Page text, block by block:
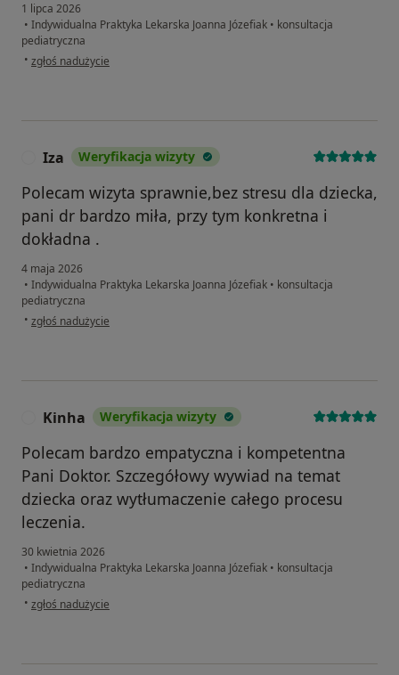
1 lipca 2026
• Indywidualna Praktyka Lekarska Joanna Józefiak • konsultacja
pediatryczna
• w opinii użytkownika Dagmara
zgłoś nadużycie
Iza Weryfikacja wizyty
Polecam wizyta sprawnie,bez stresu dla dziecka,
pani dr bardzo miła, przy tym konkretna i
dokładna .
4 maja 2026
• Indywidualna Praktyka Lekarska Joanna Józefiak • konsultacja
pediatryczna
• w opinii użytkownika Iza
zgłoś nadużycie
Kinha Weryfikacja wizyty
Polecam bardzo empatyczna i kompetentna
Pani Doktor. Szczegółowy wywiad na temat
dziecka oraz wytłumaczenie całego procesu
leczenia.
30 kwietnia 2026
• Indywidualna Praktyka Lekarska Joanna Józefiak • konsultacja
pediatryczna
• w opinii użytkownika Kinha
zgłoś nadużycie